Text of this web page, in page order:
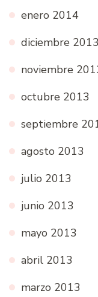
enero 2014
diciembre 2013
noviembre
octubre 2013
septiembre
agosto 2013
julio 2013
junio 2013
mayo 2013
abril 2013
marzo 2013